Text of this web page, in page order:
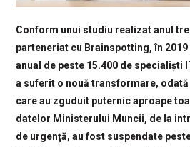
Conform unui studiu realizat anul
parteneriat cu Brainspotting, în
anual de peste 15.400 de specialiști
a suferit o nouă transformare,
care au zguduit puternic aproape
datelor Ministerului Muncii, de la
de urgenţă, au fost suspendate